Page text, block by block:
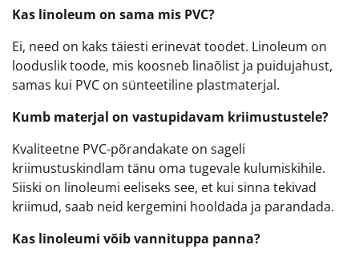
Kas linoleum on sama mis PVC?
Ei, need on kaks täiesti erinevat toodet. Linoleum on
looduslik toode, mis koosneb linaõlist ja puidujahust,
samas kui PVC on sünteetiline plastmaterjal.
Kumb materjal on vastupidavam kriimustustele?
Kvaliteetne PVC-põrandakate on sageli
kriimustuskindlam tänu oma tugevale kulumiskihile.
Siiski on linoleumi eeliseks see, et kui sinna tekivad
kriimud, saab neid kergemini hooldada ja parandada.
Kas linoleumi võib vannituppa panna?